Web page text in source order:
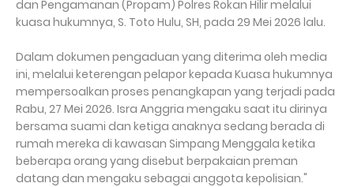
dan Pengamanan (Propam) Polres Rokan Hilir melalui
kuasa hukumnya, S. Toto Hulu, SH, pada 29 Mei 2026 lalu.
Dalam dokumen pengaduan yang diterima oleh media
ini, melalui keterengan pelapor kepada Kuasa hukumnya
mempersoalkan proses penangkapan yang terjadi pada
Rabu, 27 Mei 2026. Isra Anggria mengaku saat itu dirinya
bersama suami dan ketiga anaknya sedang berada di
rumah mereka di kawasan Simpang Menggala ketika
beberapa orang yang disebut berpakaian preman
datang dan mengaku sebagai anggota kepolisian."